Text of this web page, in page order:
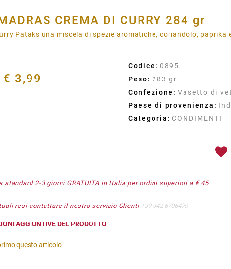
CREMA DI CURRY 284 gr
Pataks una miscela di spezie aromatiche, coriandolo, paprika
€ 3,99
Codice: 0895
Peso: 283 gr
Confezione: Vasetto di
Paese di provenienza:
Categoria: CONDIMENTI
standard 2-3 giorni GRATUITA in Italia per ordini superiori a € 45
resi contattare il nostro servizio Clienti +39 342 6706479
AGGIUNTIVE DEL PRODOTTO
questo articolo